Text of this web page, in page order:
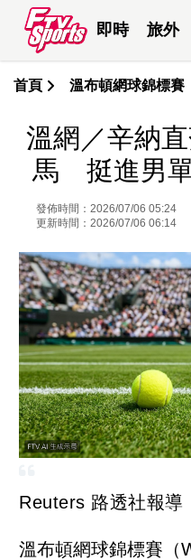
即時 旅外
首頁 溫布頓網球錦標賽
溫網／辛納
馬 挺進男
發佈時間：2026/07/06 05:24
更新時間：2026/07/06 06:14
Reuters 路透社報導
溫布頓網球錦標賽（